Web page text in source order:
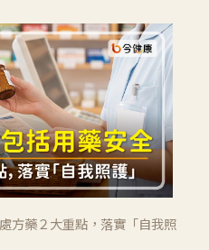
方藥２大重點，落實「自我照